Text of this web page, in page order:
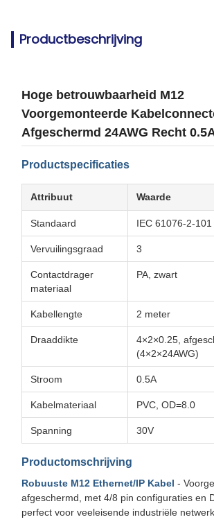
Productbeschrijving
Hoge betrouwbaarheid M12
Voorgemonteerde
Afgeschermd 24AWG Recht
Productspecificaties
Attribuut Waarde
Standaard IEC 61076-2-101
Vervuilingsgraad 3
Contactdrager
materiaal
PA, zwart
Kabellengte 2 meter
Draaddikte
4×2×0.25,
(4×2×24AWG)
Stroom 0.5A
Kabelmateriaal PVC, OD=8.0
Spanning 30V
Productomschrijving
Robuuste M12 Ethernet/IP Kabel -
afgeschermd, met 4/8 pin configuraties en
perfect voor veeleisende industriële